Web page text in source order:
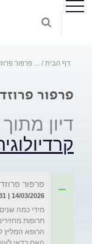
דף הבית פרפור
פרפור
דיון
פרפור
14/03/2026 | 21:31 | מאת: יעלה
מידי כמה